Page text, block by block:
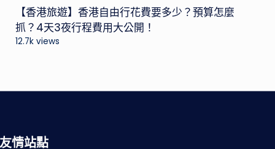
【香港旅遊】香港自由行花費要多少？預算怎麼
抓？4天3夜行程費用大公開！
12.7k views
友情站點